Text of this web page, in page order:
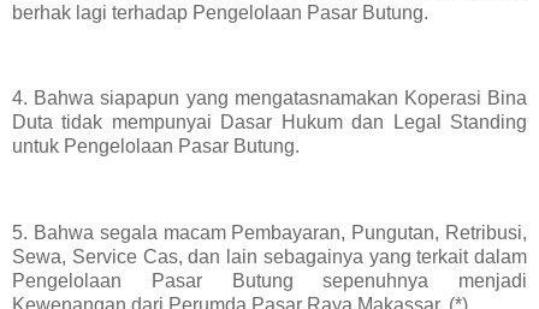
berhak lagi terhadap Pengelolaan Pasar Butung.
4. Bahwa siapapun yang mengatasnamakan Koperasi Bina
Duta tidak mempunyai Dasar Hukum dan Legal Standing
untuk Pengelolaan Pasar Butung.
5. Bahwa segala macam Pembayaran, Pungutan, Retribusi,
Sewa, Service Cas, dan lain sebagainya yang terkait dalam
Pengelolaan Pasar Butung sepenuhnya menjadi
Kewenangan dari Perumda Pasar Raya Makassar. (*)